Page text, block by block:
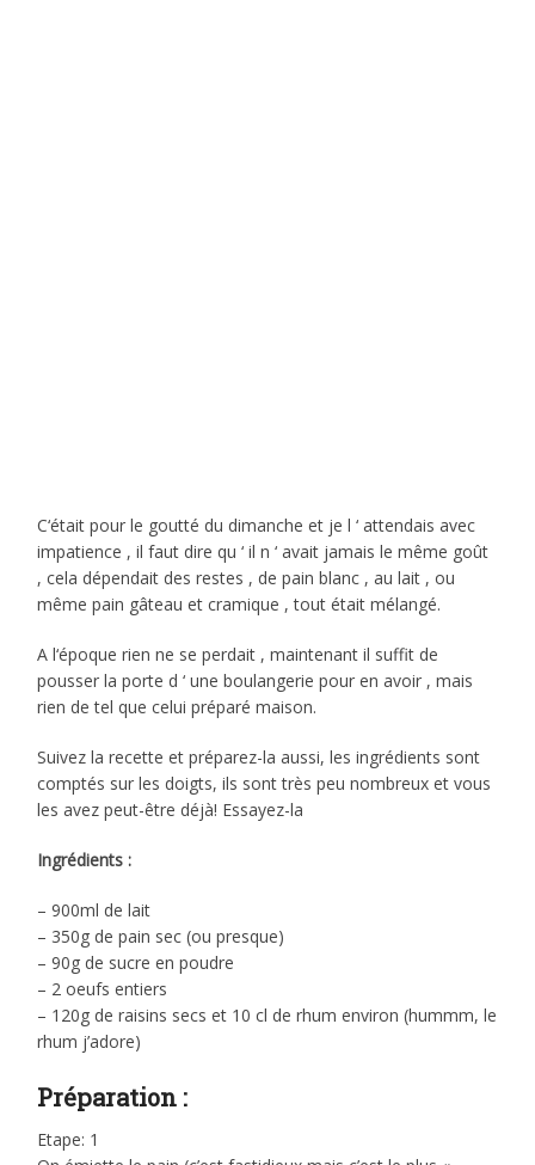
C‘était pour le goutté du dimanche et je l ‘ attendais avec
impatience , il faut dire qu ‘ il n ‘ avait jamais le même goût
, cela dépendait des restes , de pain blanc , au lait , ou
même pain gâteau et cramique , tout était mélangé.
A l‘époque rien ne se perdait , maintenant il suffit de
pousser la porte d ‘ une boulangerie pour en avoir , mais
rien de tel que celui préparé maison.
Suivez la recette et préparez-la aussi, les ingrédients sont
comptés sur les doigts, ils sont très peu nombreux et vous
les avez peut-être déjà! Essayez-la
Ingrédients :
– 900ml de lait
– 350g de pain sec (ou presque)
– 90g de sucre en poudre
– 2 oeufs entiers
– 120g de raisins secs et 10 cl de rhum environ (hummm, le
rhum j’adore)
Préparation :
Etape: 1